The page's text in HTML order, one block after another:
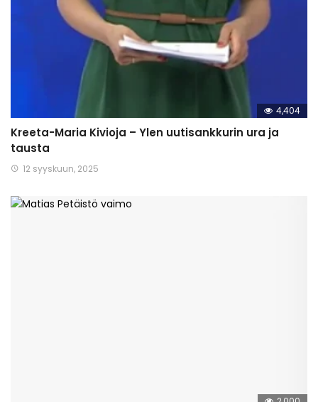
4,404
Kreeta-Maria Kivioja – Ylen uutisankkurin ura ja
tausta
12 syyskuun, 2025